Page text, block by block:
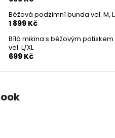
Béžová podzimní bunda vel. M, L
1 899 Kč
Bílá mikina s béžovým potiskem
vel. L/XL
699 Kč